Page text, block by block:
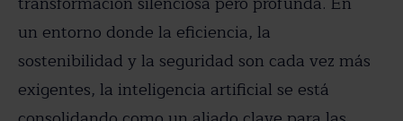
un entorno donde la eficiencia, la
sostenibilidad y la seguridad son cada vez más
exigentes, la inteligencia artificial se está